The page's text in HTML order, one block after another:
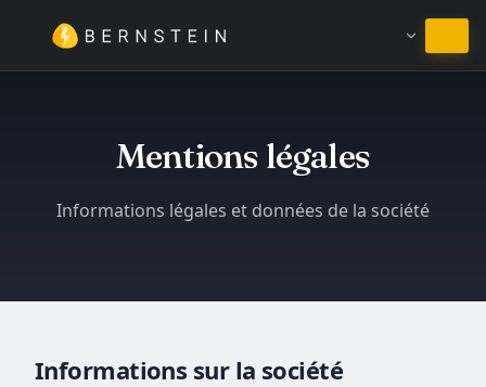
Rester en Français
Mentions légales
Informations légales et données de la société
Informations sur la société